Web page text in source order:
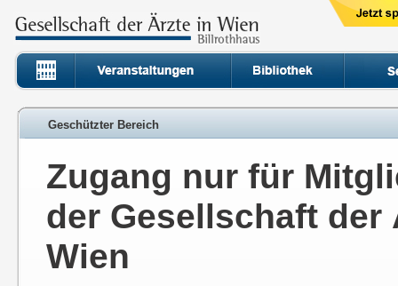
Geschützter Bereich
Zugang nur für
der Gesellschaft der
Wien